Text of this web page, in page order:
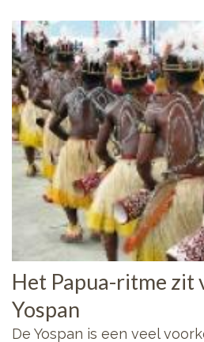
Het Papua-ritme zit
Yospan
De Yospan is een veel